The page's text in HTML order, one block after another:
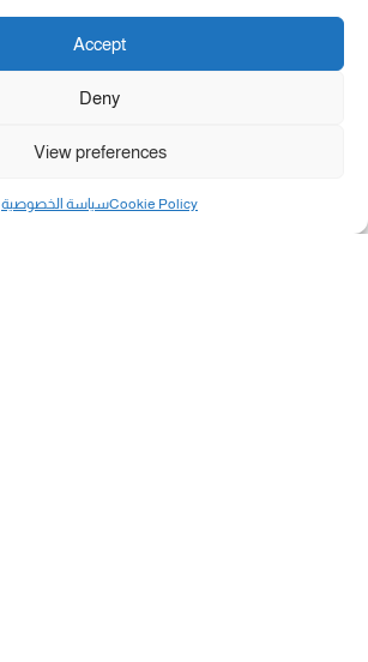
Accept
Deny
View preferences
Cookie Policyسياسة الخصوصية مال و أعمال